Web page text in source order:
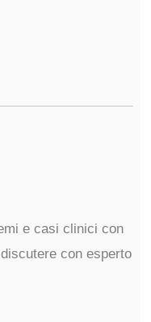
e casi clinici con
con esperto